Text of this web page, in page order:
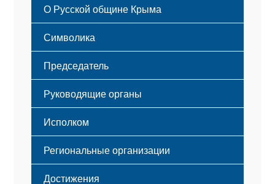
О Русской общине Крыма
Этапы становления
Принципы деятельности
Структура
Мероприятия
Символика
Флаг
Герб
Гимн
Председатель
Руководящие органы
Исполком
Региональные организации
Достижения